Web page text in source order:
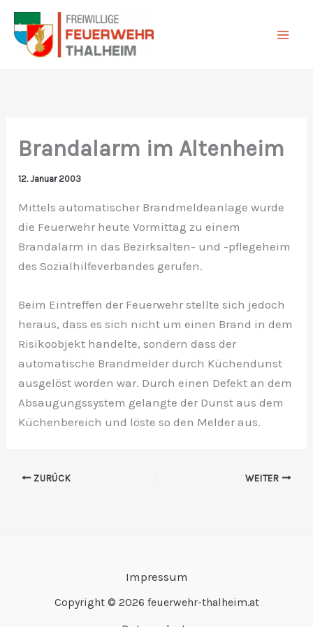
Zum
Inhalt
springen
Brandalarm im Altenheim
12. Januar 2003
Mittels automatischer Brandmeldeanlage wurde
die Feuerwehr heute Vormittag zu einem
Brandalarm in das Bezirksalten- und -pflegeheim
des Sozialhilfeverbandes gerufen.
Beim Eintreffen der Feuerwehr stellte sich jedoch
heraus, dass es sich nicht um einen Brand in dem
Risikoobjekt handelte, sondern dass der
automatische Brandmelder durch Küchendunst
ausgelöst worden war. Durch einen Defekt an dem
Absaugungssystem gelangte der Dunst aus dem
Küchenbereich und löste so den Melder aus.
ZURÜCK WEITER
Impressum
Copyright © 2026 feuerwehr-thalheim.at